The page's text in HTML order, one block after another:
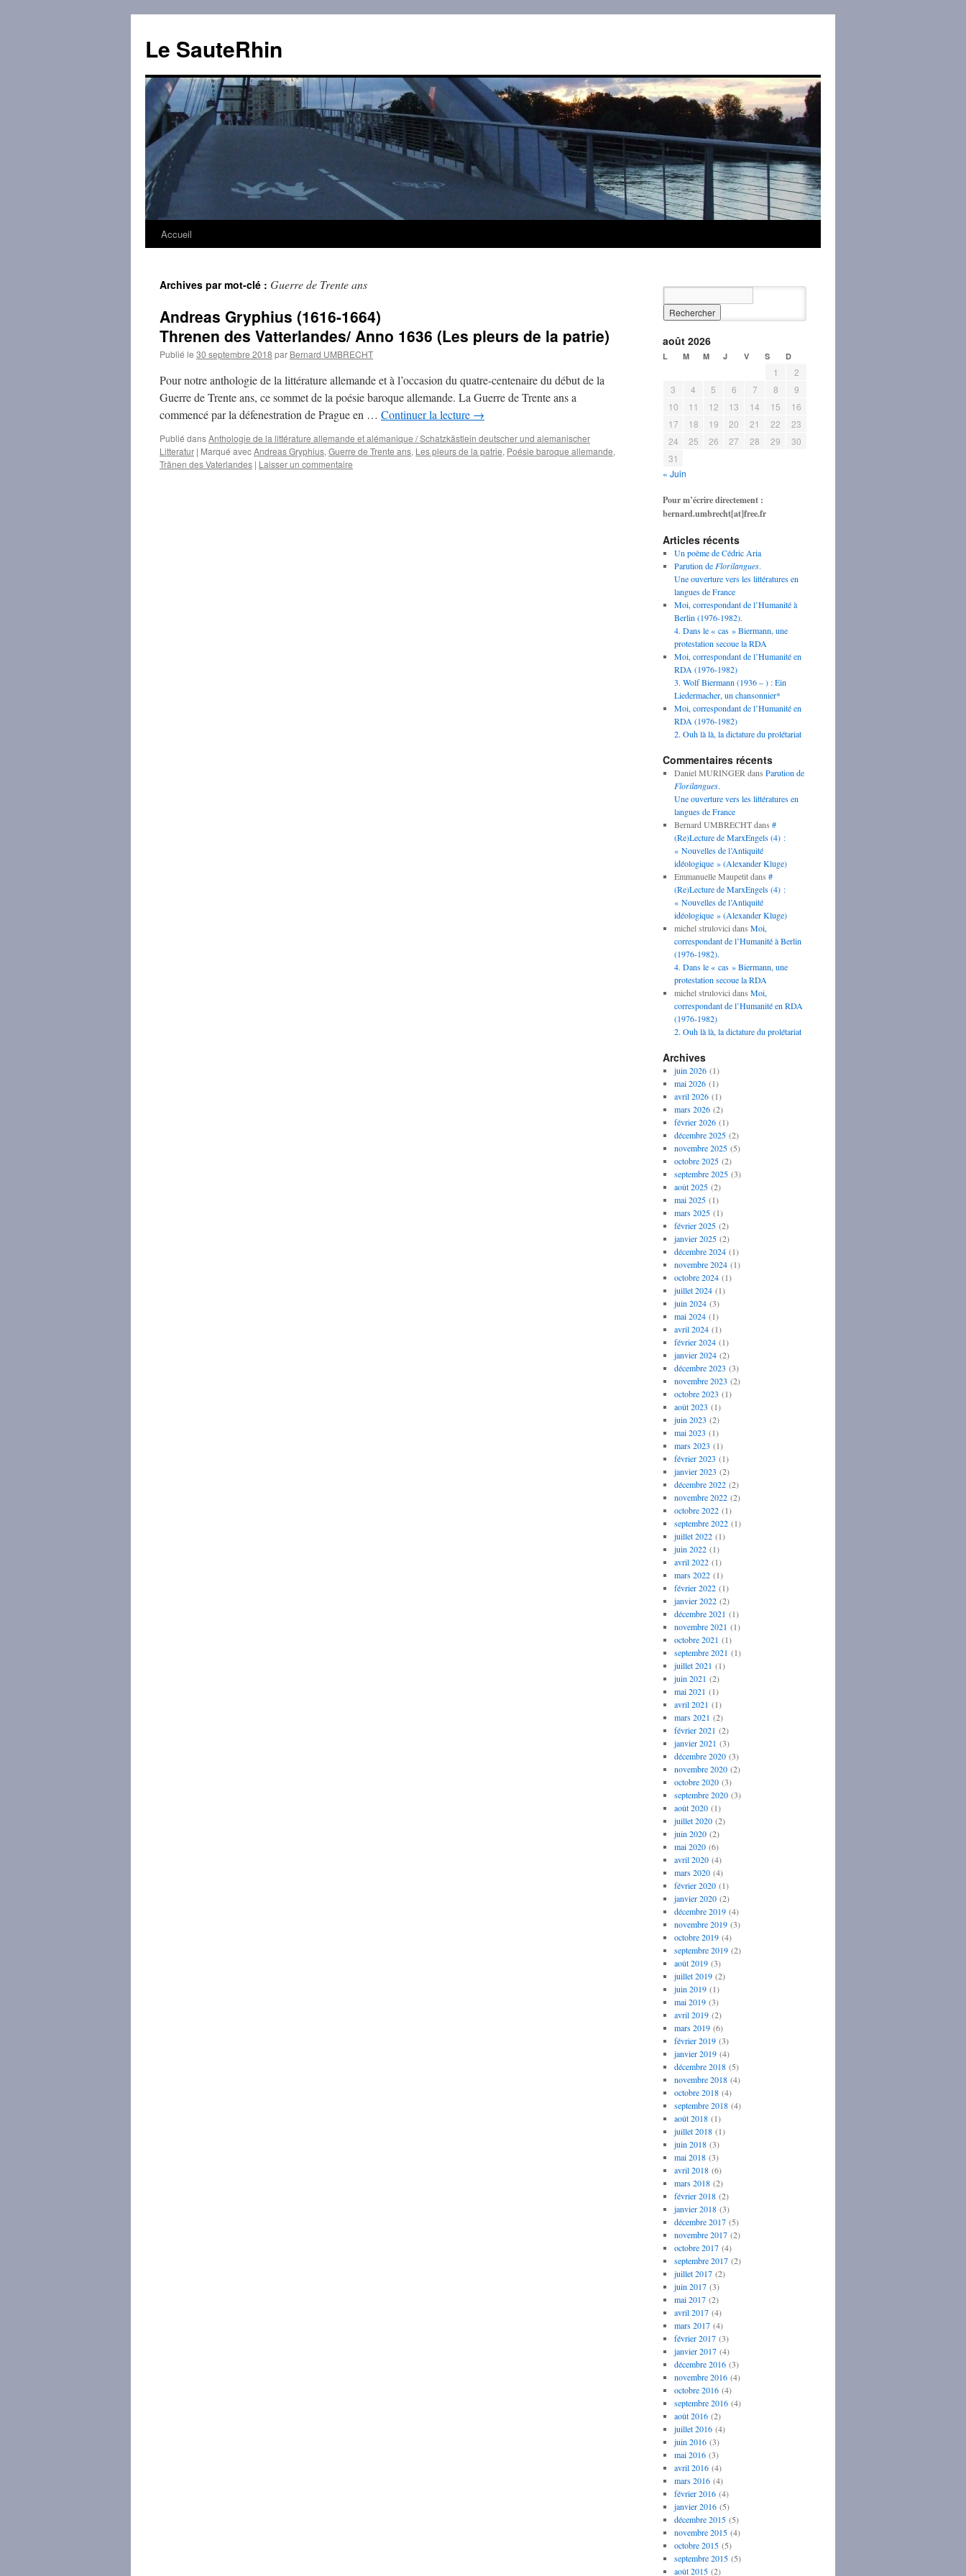
contenu
Le SauteRhin
Accueil
Archives par mot-clé : Guerre de Trente ans
Andreas Gryphius (1616-1664)
Threnen des Vatterlandes/ Anno 1636 (Les pleurs de la patrie)
Publié le 30 septembre 2018 par Bernard UMBRECHT
Pour notre anthologie de la littérature allemande et à l’occasion du quatre-centenaire du début de la
Guerre de Trente ans, ce sommet de la poésie baroque allemande. La Guerre de Trente ans a
commencé par la défenestration de Prague en … Continuer la lecture →
Publié dansAnthologie de la littérature allemande et alémanique / Schatzkästlein deutscher und alemanischer
Litteratur | Marqué avecAndreas Gryphius, Guerre de Trente ans, Les pleurs de la patrie, Poésie baroque allemande,
Tränen des Vaterlandes | Laisser un commentaire
août 2026
L M M J V S D
1
2
3
4 5 6 7 8
9
10
11 12 13 14 15
16
17
18 19 20 21 22
23
24
25 26 27 28 29
30
31
« Juin
Pour m’écrire directement :
bernard.umbrecht[at]free.fr
Articles récents
Un poème de Cédric Aria
Parution de Florilangues.
Une ouverture vers les littératures en
langues de France
Moi, correspondant de l’Humanité à
Berlin (1976-1982).
4. Dans le « cas » Biermann, une
protestation secoue la RDA
Moi, correspondant de l’Humanité en
RDA (1976-1982)
3. Wolf Biermann (1936 – ) : Ein
Liedermacher, un chansonnier*
Moi, correspondant de l’Humanité en
RDA (1976-1982)
2. Ouh là là, la dictature du prolétariat
Commentaires récents
Daniel MURINGER dans Parution de
Florilangues.
Une ouverture vers les littératures en
langues de France
Bernard UMBRECHTdans #
(Re)Lecture de MarxEngels (4) :
« Nouvelles de l’Antiquité
idéologique » (Alexander Kluge)
Emmanuelle Maupetitdans #
(Re)Lecture de MarxEngels (4) :
« Nouvelles de l’Antiquité
idéologique » (Alexander Kluge)
michel strulovici dans Moi,
correspondant de l’Humanité à Berlin
(1976-1982).
4. Dans le « cas » Biermann, une
protestation secoue la RDA
michel strulovici dans Moi,
correspondant de l’Humanité en RDA
(1976-1982)
2. Ouh là là, la dictature du prolétariat
Archives
juin 2026(1)
mai 2026(1)
avril 2026(1)
mars 2026(2)
février 2026(1)
décembre 2025(2)
novembre 2025(5)
octobre 2025(2)
septembre 2025(3)
août 2025(2)
mai 2025(1)
mars 2025(1)
février 2025(2)
janvier 2025(2)
décembre 2024(1)
novembre 2024(1)
octobre 2024(1)
juillet 2024(1)
juin 2024(3)
mai 2024(1)
avril 2024(1)
février 2024(1)
janvier 2024(2)
décembre 2023 (3)
novembre 2023 (2)
octobre 2023 (1)
août 2023 (1)
juin 2023 (2)
mai 2023 (1)
mars 2023 (1)
février 2023 (1)
janvier 2023 (2)
décembre 2022(2)
novembre 2022(2)
octobre 2022(1)
septembre 2022(1)
juillet 2022(1)
juin 2022(1)
avril 2022(1)
mars 2022(1)
février 2022(1)
janvier 2022(2)
décembre 2021 (1)
novembre 2021 (1)
octobre 2021 (1)
septembre 2021 (1)
juillet 2021 (1)
juin 2021 (2)
mai 2021 (1)
avril 2021 (1)
mars 2021 (2)
février 2021 (2)
janvier 2021 (3)
décembre 2020(3)
novembre 2020(2)
octobre 2020(3)
septembre 2020(3)
août 2020(1)
juillet 2020(2)
juin 2020(2)
mai 2020(6)
avril 2020(4)
mars 2020(4)
février 2020(1)
janvier 2020(2)
décembre 2019(4)
novembre 2019(3)
octobre 2019(4)
septembre 2019(2)
août 2019(3)
juillet 2019(2)
juin 2019(1)
mai 2019(3)
avril 2019(2)
mars 2019(6)
février 2019(3)
janvier 2019(4)
décembre 2018(5)
novembre 2018(4)
octobre 2018(4)
septembre 2018(4)
août 2018(1)
juillet 2018(1)
juin 2018(3)
mai 2018(3)
avril 2018(6)
mars 2018(2)
février 2018(2)
janvier 2018(3)
décembre 2017(5)
novembre 2017(2)
octobre 2017(4)
septembre 2017(2)
juillet 2017(2)
juin 2017(3)
mai 2017(2)
avril 2017(4)
mars 2017(4)
février 2017(3)
janvier 2017(4)
décembre 2016(3)
novembre 2016(4)
octobre 2016(4)
septembre 2016(4)
août 2016(2)
juillet 2016(4)
juin 2016(3)
mai 2016(3)
avril 2016(4)
mars 2016(4)
février 2016(4)
janvier 2016(5)
décembre 2015(5)
novembre 2015(4)
octobre 2015(5)
septembre 2015(5)
août 2015(2)